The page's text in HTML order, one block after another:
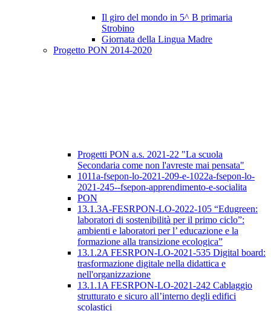
Il giro del mondo in 5^ B primaria
Strobino
Giornata della Lingua Madre
Progetto PON 2014-2020
Progetti PON a.s. 2021-22 "La scuola
Secondaria come non l'avreste mai pensata"
1011a-fsepon-lo-2021-209-e-1022a-fsepon-lo-
2021-245--fsepon-apprendimento-e-socialita
PON
13.1.3A-FESRPON-LO-2022-105 “Edugreen:
laboratori di sostenibilità per il primo ciclo”:
ambienti e laboratori per l’ educazione e la
formazione alla transizione ecologica”
13.1.2A FESRPON-LO-2021-535 Digital board:
trasformazione digitale nella didattica e
nell'organizzazione
13.1.1A FESRPON-LO-2021-242 Cablaggio
strutturato e sicuro all’interno degli edifici
scolastici